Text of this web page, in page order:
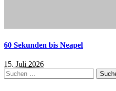
60 Sekunden bis Neapel
15. Juli 2026
Suchen
nach: